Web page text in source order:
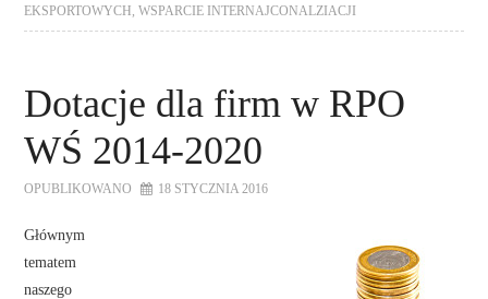
EKSPORTOWYCH
WSPARCIE INTERNAJCONALZIACJI
Dotacje dla firm w RPO
WŚ 2014-2020
OPUBLIKOWANO 18 STYCZNIA 2016
Głównym
tematem
naszego